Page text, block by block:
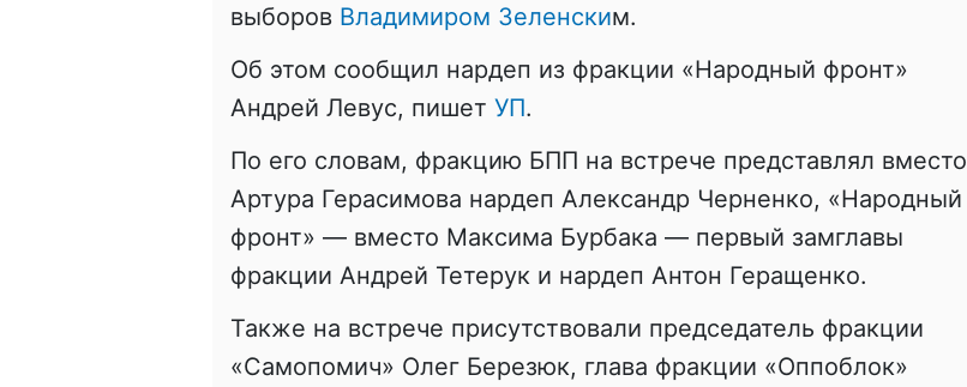
выборов Владимиром Зеленским.
Об этом сообщил нардеп из фракции «Народный фронт»
Андрей Левус, пишет УП.
По его словам, фракцию БПП на встрече представлял вместо
Артура Герасимова нардеп Александр Черненко, «Народный
фронт» — вместо Максима Бурбака — первый замглавы
фракции Андрей Тетерук и нардеп Антон Геращенко.
Также на встрече присутствовали председатель фракции
«Самопомич» Олег Березюк, глава фракции «Оппоблок»